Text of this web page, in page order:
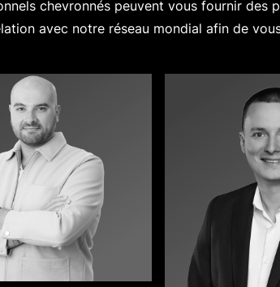
chevronnés peuvent vous fournir des
avec notre réseau mondial afin de